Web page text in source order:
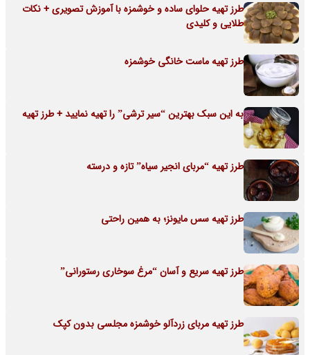
طرز تهیه حلوای ساده و خوشمزه با آموزش تصویری + نکات
طلایی و کلیدی
طرز تهیه ماست خانگی خوشمزه
به این سبک بهترین “سیر ترشی” را تهیه نمایید + طرز تهیه
طرز تهیه “مربای انجیر سیاه” تازه و درسته
طرز تهیه سس مایونز؛ به همین راحتی
طرز تهیه سریع و آسان “مرغ سوخاری رستورانی”
طرز تهیه مربای زردآلو خوشمزه مجلسی بدون کپک